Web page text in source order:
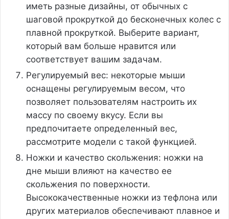
иметь разные дизайны, от обычных с
шаговой прокруткой до бесконечных колес с
плавной прокруткой. Выберите вариант,
который вам больше нравится или
соответствует вашим задачам.
Регулируемый вес: некоторые мыши
оснащены регулируемым весом, что
позволяет пользователям настроить их
массу по своему вкусу. Если вы
предпочитаете определенный вес,
рассмотрите модели с такой функцией.
Ножки и качество скольжения: ножки на
дне мыши влияют на качество ее
скольжения по поверхности.
Высококачественные ножки из тефлона или
других материалов обеспечивают плавное и